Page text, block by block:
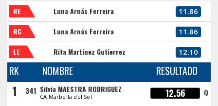
RE Luna Arnás Ferreira 11.86
RC Luna Arnás Ferreira 11.86
LE Rita Martínez Gutierrez 12.10
RK NOMBRE RESULTADO
1 341 Silvia MAESTRA RODRIGUEZ
CA Marbella del Sol 12.56 Q